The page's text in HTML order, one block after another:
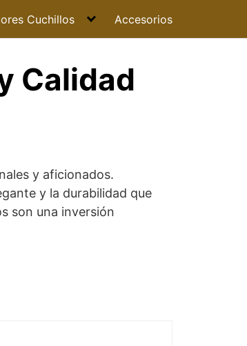
Cuchillos Accesorios
Calidad
y aficionados.
y la durabilidad que
son una inversión